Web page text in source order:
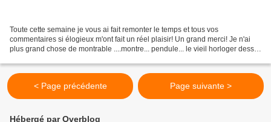
Toute cette semaine je vous ai fait remonter le temps et tous vos
commentaires si élogieux m'ont fait un réel plaisir! Un grand merci! Je n'ai
plus grand chose de montrable ....montre... pendule... le vieil horloger dessin
< Page précédente Page suivante >
Hébergé par Overblog